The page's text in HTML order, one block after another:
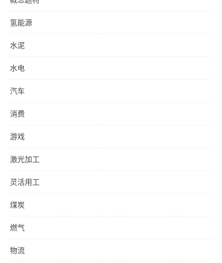
氢能源
水泥
水电
汽车
消费
游戏
激光加工
灵活用工
煤炭
燃气
物流